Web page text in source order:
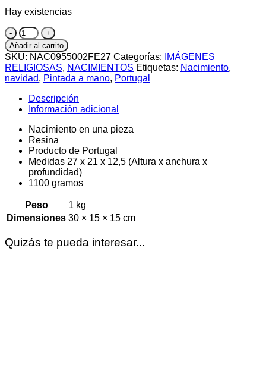
Hay existencias
Nacimiento
cantidad
Añadir al carrito
SKU: NAC0955002FE27 Categorías:
IMÁGENES
RELIGIOSAS, NACIMIENTOS Etiquetas: Nacimiento,
navidad, Pintada a mano, Portugal
Descripción
Información adicional
Nacimiento en una pieza
Resina
Producto de Portugal
Medidas 27 x 21 x 12,5 (Altura x anchura x
profundidad)
1100 gramos
Peso
1 kg
Dimensiones 30 × 15 × 15 cm
Quizás te pueda interesar...